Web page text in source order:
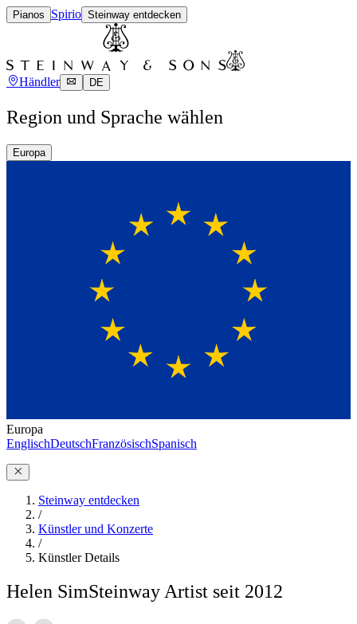
Pianos Spirio Steinway entdecken
Händler DE
Region und Sprache wählen
Europa
Europa
EnglischDeutschFranzösischSpanisch
Steinway entdecken
/
Künstler und Konzerte
/
Künstler Details
Helen SimSteinway Artist seit 2012